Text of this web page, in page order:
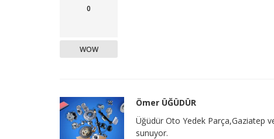
0
WOW
Ömer ÜĞÜDÜR
Üğüdür Oto Yedek Parça,Gaziatep
sunuyor.